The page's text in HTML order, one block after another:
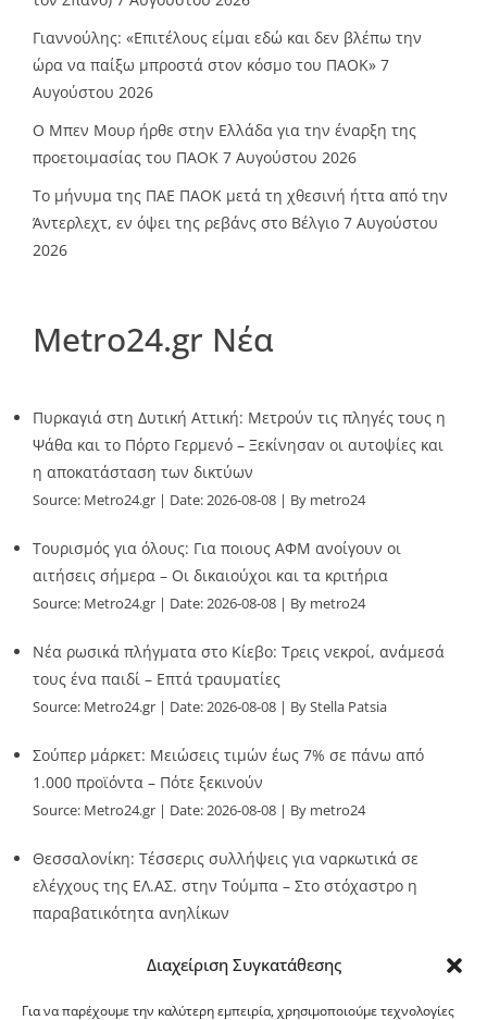
Διαχείριση Συγκατάθεσης
Για να παρέχουμε την καλύτερη εμπειρία, χρησιμοποιούμε τεχνολογίες
Γιαννούλης: «Επιτέλους είμαι εδώ και δεν βλέπω την
ώρα να παίξω μπροστά στον κόσμο του ΠΑΟΚ» 7
Αυγούστου 2026
O Mπεν Μουρ ήρθε στην Ελλάδα για την έναρξη της
προετοιμασίας του ΠΑΟΚ 7 Αυγούστου 2026
Το μήνυμα της ΠΑΕ ΠΑΟΚ μετά τη χθεσινή ήττα από την
Άντερλεχτ, εν όψει της ρεβάνς στο Βέλγιο 7 Αυγούστου
2026
Metro24.gr Νέα
Πυρκαγιά στη Δυτική Αττική: Μετρούν τις πληγές τους η
Ψάθα και το Πόρτο Γερμενό – Ξεκίνησαν οι αυτοψίες και
η αποκατάσταση των δικτύων
Source: Metro24.gr Date: 2026-08-08 By metro24
Τουρισμός για όλους: Για ποιους ΑΦΜ ανοίγουν οι
αιτήσεις σήμερα – Οι δικαιούχοι και τα κριτήρια
Source: Metro24.gr Date: 2026-08-08 By metro24
Νέα ρωσικά πλήγματα στο Κίεβο: Τρεις νεκροί, ανάμεσά
τους ένα παιδί – Επτά τραυματίες
Source: Metro24.gr Date: 2026-08-08 By Stella Patsia
Σούπερ μάρκετ: Μειώσεις τιμών έως 7% σε πάνω από
1.000 προϊόντα – Πότε ξεκινούν
Source: Metro24.gr Date: 2026-08-08 By metro24
Θεσσαλονίκη: Τέσσερις συλλήψεις για ναρκωτικά σε
ελέγχους της ΕΛ.ΑΣ. στην Τούμπα – Στο στόχαστρο η
παραβατικότητα ανηλίκων